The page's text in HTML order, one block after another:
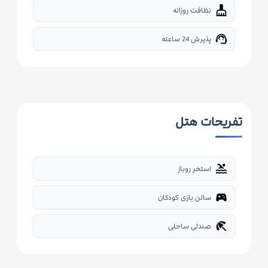
cleaning_services نظافت روزانه
support_agent پذیرش 24 ساعته
تفریحات هتل
pool استخر روباز
sports_esports سالن بازی کودکان
beach_access صندلی ساحلی